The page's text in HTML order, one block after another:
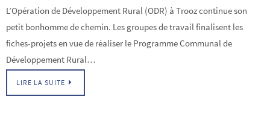
L’Opération de Développement Rural (ODR) à Trooz continue son
petit bonhomme de chemin. Les groupes de travail finalisent les
fiches-projets en vue de réaliser le Programme Communal de
Développement Rural…
LIRE LA SUITE